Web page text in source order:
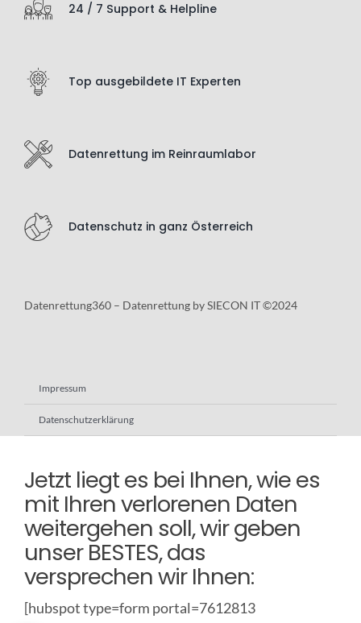
24 / 7 Support & Helpline
Top ausgebildete IT Experten
Datenrettung im Reinraumlabor
Datenschutz in ganz Österreich
Datenrettung360 – Datenrettung by SIECON IT ©2024
Impressum
Datenschutzerklärung
Jetzt liegt es bei Ihnen, wie es
mit Ihren verlorenen Daten
weitergehen soll, wir geben
unser BESTES, das
versprechen wir Ihnen:
[hubspot type=form portal=7612813